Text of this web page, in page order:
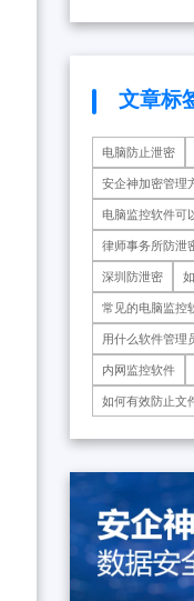
文章标
电脑防止泄密
安企神加密管理
电脑监控软件可
律师事务所防泄
深圳防泄密
常见的电脑监控
用什么软件管理
内网监控软件
如何有效防止文